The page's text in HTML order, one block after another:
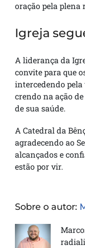
oração pela plena
Igreja
A liderança da
convite para que
intercedendo
crendo na ação
de sua saúde.
A Catedral da
agradecendo ao
alcançados e
estão por vir.
Sobre o autor: